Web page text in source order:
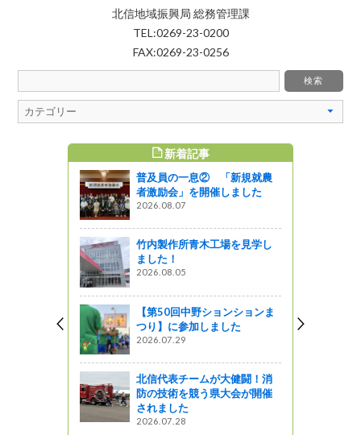
北信地域振興局 総務管理課
TEL:0269-23-0200
FAX:0269-23-0256
新着記事
普及員の一息② 「新規就農
者激励会」を開催しました
2026.08.07
竹内製作所青木工場を見学し
ました！
2026.08.05
【第50回中野ションションま
つり】に参加しました
2026.07.29
北信代表チームが大健闘！消
防の技術を競う県大会が開催
されました
2026.07.28